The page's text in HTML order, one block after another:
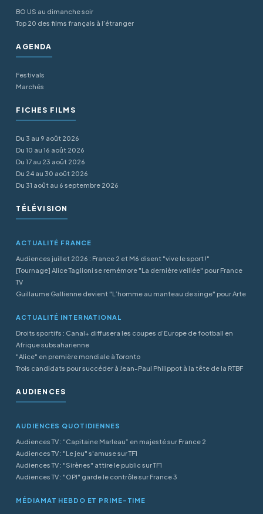
BO US au dimanche soir
Top 20 des films français à l’étranger
AGENDA
Festivals
Marchés
FICHES FILMS
Du 3 au 9 août 2026
Du 10 au 16 août 2026
Du 17 au 23 août 2026
Du 24 au 30 août 2026
Du 31 août au 6 septembre 2026
TÉLÉVISION
ACTUALITÉ FRANCE
Audiences juillet 2026 : France 2 et M6 disent "vive le sport !"
[Tournage] Alice Taglioni se remémore "La dernière veillée" pour France
TV
Guillaume Gallienne devient "L’homme au manteau de singe" pour Arte
ACTUALITÉ INTERNATIONAL
Droits sportifs : Canal+ diffusera les coupes d’Europe de football en
Afrique subsaharienne
"Alice" en première mondiale à Toronto
Trois candidats pour succéder à Jean-Paul Philippot à la tête de la RTBF
AUDIENCES
AUDIENCES QUOTIDIENNES
Audiences TV : “Capitaine Marleau” en majesté sur France 2
Audiences TV : "Le jeu" s'amuse sur TF1
Audiences TV : "Sirènes" attire le public sur TF1
Audiences TV : "OPJ" garde le contrôle sur France 3
MÉDIAMAT HEBDO ET PRIME-TIME